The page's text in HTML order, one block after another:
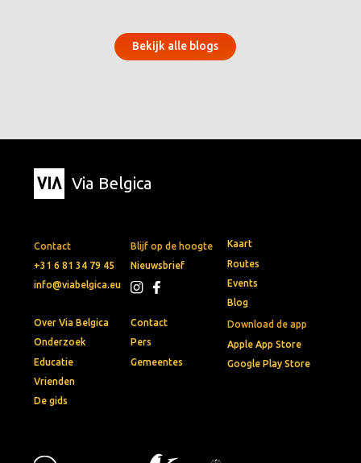
Bekijk alle blogs
Via Belgica
Contact
+31 6 81 34 79 45
info@viabelgica.eu
Blijf op de hoogte
Nieuwsbrief
Download de app
Apple App Store
Google Play Store
Kaart
Routes
Events
Blog
Over Via Belgica
Onderzoek
Educatie
Vrienden
De gids
Contact
Pers
Gemeentes